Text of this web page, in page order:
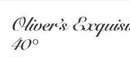
NOS RHUMS
Oliver’s
40°